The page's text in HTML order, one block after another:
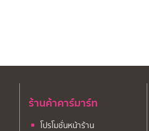
ร้านค้าคาร์มาร์ท
โปรโมชั่นหน้าร้าน